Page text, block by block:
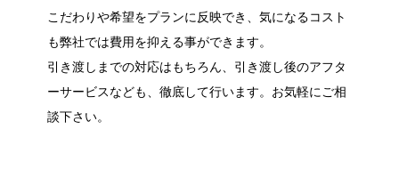
こだわりや希望をプランに反映でき、気になるコスト
も弊社では費用を抑える事ができます。
引き渡しまでの対応はもちろん、引き渡し後のアフタ
ーサービスなども、徹底して行います。お気軽にご相
談下さい。